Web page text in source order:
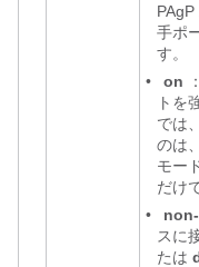
手ポ
す。
•
on ：
トを
では
のは、
モー
だけ
•
スに
たは